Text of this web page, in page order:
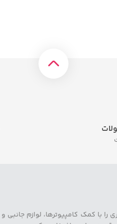
کمک کامپیوترها، لوازم جانبی و